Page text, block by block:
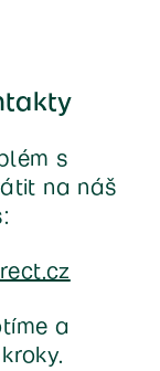
s
na náš
a